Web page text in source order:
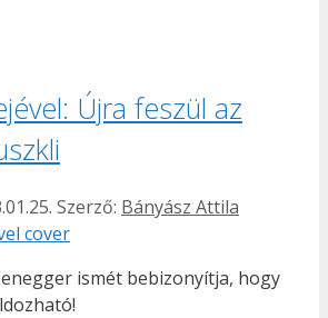
Újra feszül az
Szerző: Bányász Attila
ismét bebizonyítja, hogy